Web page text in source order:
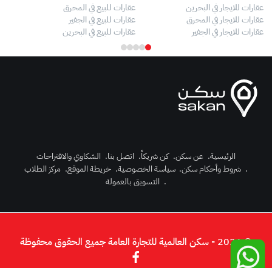
عقارات للايجار في البحرين
عقارات للايجار في المحرق
عقارات للايجار في الجفير
عقارات للبيع في المحرق
عقارات للبيع في الجفير
عقارات للبيع في البحرين
الرئيسية. عن سكن. كن شريكاً. اتصل بنا. الشكاوي والاقتراحات
. شروط وأحكام سكن. سياسة الخصوصية. خريطة الموقع. مركز الطلاب
. التسويق بالعمولة
© 2026 - سكن العالمية للتجارة العامة جميع الحقوق محفوظة